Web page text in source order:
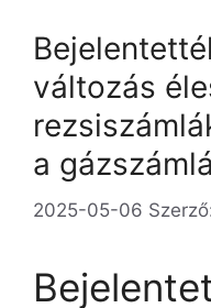
változás
a
2025-05-06